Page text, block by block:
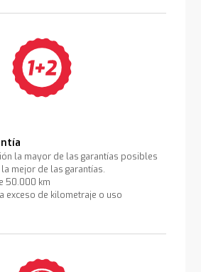
la mayor de las garantías posibles
la mejor de las garantías.
50.000 km
exceso de kilometraje o uso